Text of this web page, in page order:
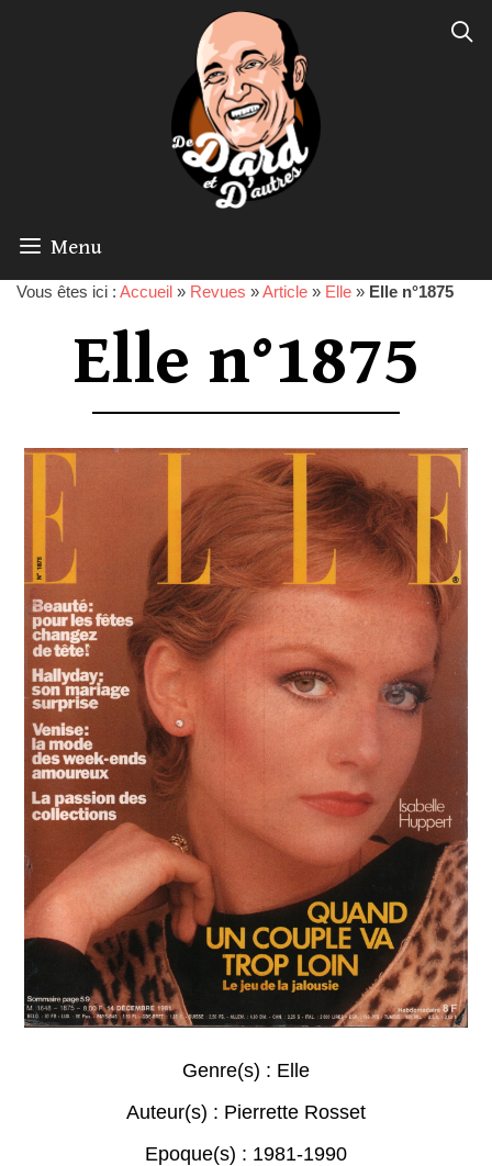
Menu
Vous êtes ici : Accueil » Revues »Article » Elle » Elle n°1875
Elle n°1875
Genre(s) : Elle
Auteur(s) : Pierrette Rosset
Epoque(s) : 1981-1990